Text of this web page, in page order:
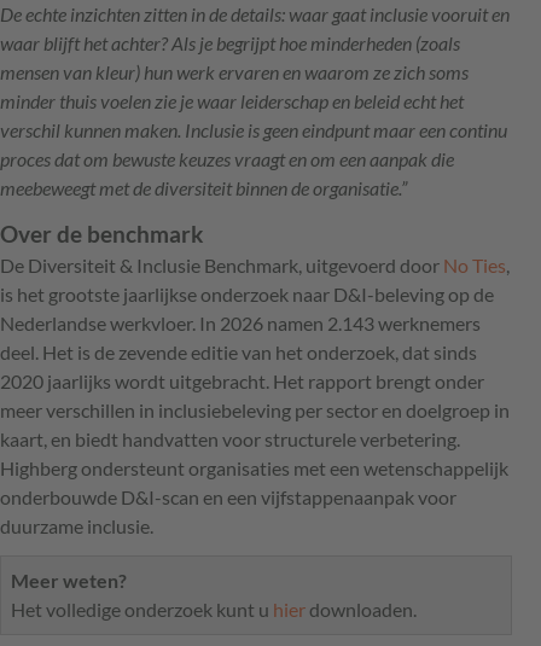
De echte inzichten zitten in de details: waar gaat inclusie vooruit en
waar blijft het achter? Als je begrijpt hoe minderheden (zoals
mensen van kleur) hun werk ervaren en waarom ze zich soms
minder thuis voelen zie je waar leiderschap en beleid echt het
verschil kunnen maken. Inclusie is geen eindpunt maar een continu
proces dat om bewuste keuzes vraagt en om een aanpak die
meebeweegt met de diversiteit binnen de organisatie.”
Over de benchmark
De Diversiteit & Inclusie Benchmark, uitgevoerd door No Ties
is het grootste jaarlijkse onderzoek naar D&I-beleving op de
Nederlandse werkvloer. In 2026 namen 2.143 werknemers
deel. Het is de zevende editie van het onderzoek, dat sinds
2020 jaarlijks wordt uitgebracht. Het rapport brengt onder
meer verschillen in inclusiebeleving per sector en doelgroep in
kaart, en biedt handvatten voor structurele verbetering.
Highberg ondersteunt organisaties met een wetenschappelijk
onderbouwde D&I-scan en een vijfstappenaanpak voor
duurzame inclusie.
Meer weten?
Het volledige onderzoek kunt u hier downloaden.